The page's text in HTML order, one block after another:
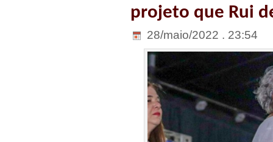
projeto que Rui
28/maio/2022 . 23:54